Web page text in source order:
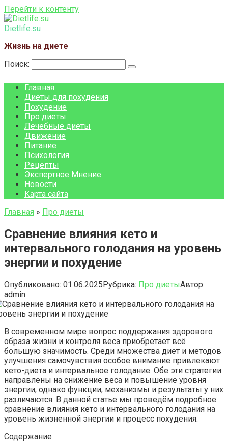
Перейти к контенту
Dietlife.su
Жизнь на диете
Поиск:
Главная
Диеты для похудения
Похудение
Про диеты
Лечебные диеты
Движение
Питание
Психология
Рецепты
Экспертное Мнение
Новости
Карта сайта
Главная » Про диеты
Сравнение влияния кето и
интервального голодания на уровень
энергии и похудение
Опубликовано: 01.06.2025Рубрика: Про диетыАвтор:
admin
В современном мире вопрос поддержания здорового
образа жизни и контроля веса приобретает всё
большую значимость. Среди множества диет и методов
улучшения самочувствия особое внимание привлекают
кето-диета и интервальное голодание. Обе эти стратегии
направлены на снижение веса и повышение уровня
энергии, однако функции, механизмы и результаты у них
различаются. В данной статье мы проведём подробное
сравнение влияния кето и интервального голодания на
уровень жизненной энергии и процесс похудения.
Содержание